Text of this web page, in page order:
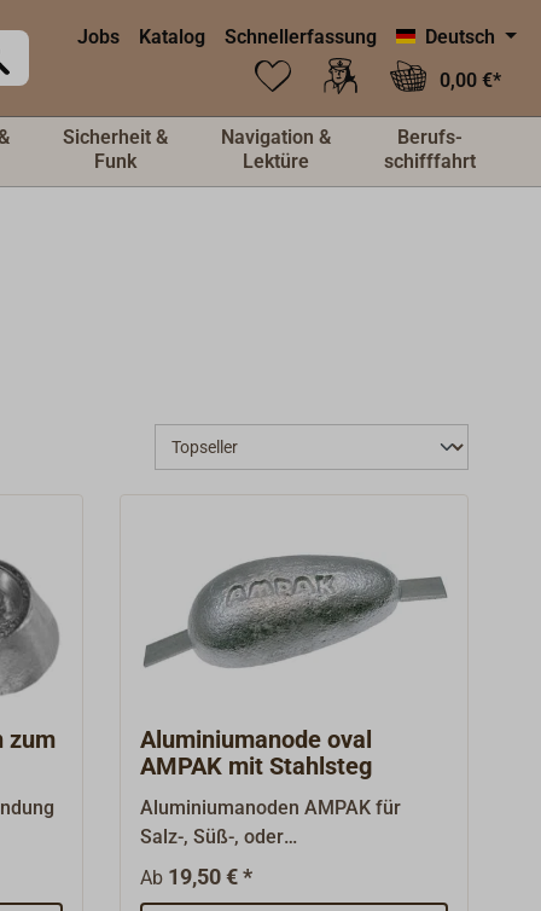
Jobs Katalog Schnellerfassung
Deutsch
0,00 €*
Sicherheit &
Funk
Navigation &
Lektüre
Berufs-
schifffahrt
zum
Aluminiumanode oval
AMPAK mit Stahlsteg
Aluminiumanoden AMPAK für
Salz-, Süß-, oder
Brackwasser.Befestigungsstege
aus Stahl, ungebohrt, zum
Ab 19,50 € *